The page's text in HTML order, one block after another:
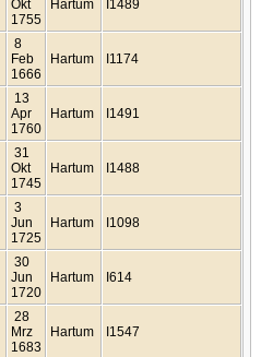
Okt
1755
Hartum I1489
8
Feb
1666
Hartum I1174
13
Apr
1760
Hartum I1491
31
Okt
1745
Hartum I1488
3
Jun
1725
Hartum I1098
30
Jun
1720
Hartum I614
28
Mrz
1683
Hartum I1547